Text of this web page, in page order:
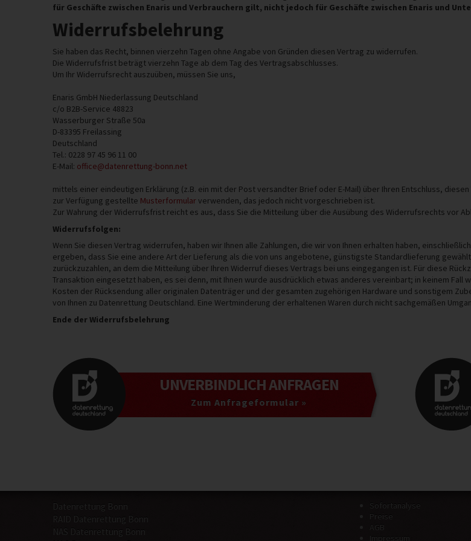
für Geschäfte zwischen Enaris und Verbrauchern gilt, nicht jedoch für Geschäfte zwischen Enaris und
Widerrufsbelehrung
Sie haben das Recht, binnen vierzehn Tagen ohne Angabe von Gründen diesen Vertrag zu widerrufen.
Die Widerrufsfrist beträgt vierzehn Tage ab dem Tag des Vertragsabschlusses.
Um Ihr Widerrufsrecht auszuüben, müssen Sie uns,
Enaris GmbH Niederlassung Deutschland
c/o B2B-Service 48823
Wasserburger Straße 50a
D-83395 Freilassing
Deutschland
Tel.: 0228 97 45 96 11 00
E-Mail: office@datenrettung-bonn.net
mittels einer eindeutigen Erklärung (z.B. ein mit der Post versandter Brief oder E-Mail) über Ihren Entschluss,
zur Verfügung gestellte Musterformularverwenden, das jedoch nicht vorgeschrieben ist.
Zur Wahrung der Widerrufsfrist reicht es aus, dass Sie die Mitteilung über die Ausübung des Widerrufsrechts vor
Widerrufsfolgen:
Wenn Sie diesen Vertrag widerrufen, haben wir Ihnen alle Zahlungen, die wir von Ihnen erhalten haben,
ergeben, dass Sie eine andere Art der Lieferung als die von uns angebotene, günstigste Standardlieferung
zurückzuzahlen, an dem die Mitteilung über Ihren Widerruf dieses Vertrags bei uns eingegangen ist. Für diese
Transaktion eingesetzt haben, es sei denn, mit Ihnen wurde ausdrücklich etwas anderes vereinbart; in keinem
Kosten der Rücksendung aller originalen Datenträger und der gesamten zugehörigen Hardware und sonstigem
von Ihnen zu Datenrettung Deutschland. Eine Wertminderung der erhaltenen Waren durch nicht sachgemäßen
Ende der Widerrufsbelehrung
UNVERBINDLICHANFRAGEN
Zum Anfrageformular »
Datenrettung Bonn
RAID Datenrettung Bonn
NAS Datenrettung Bonn
Sofortanalyse
Preise
AGB
Impressum